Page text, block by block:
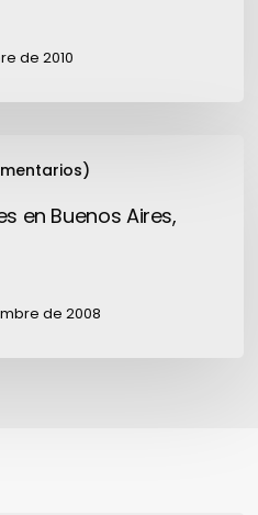
de 2010
en Buenos Aires,
de 2008